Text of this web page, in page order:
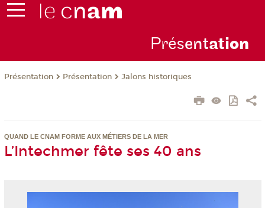
Présentation
Présentation Présentation Jalons historiques
QUAND LE CNAM FORME AUX MÉTIERS DE LA MER
L’Intechmer fête ses 40 ans